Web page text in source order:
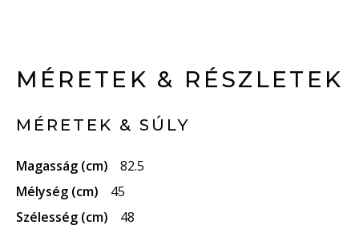
MÉRETEK & RÉSZLETEK
MÉRETEK & SÚLY
Magasság (cm)
82.5
Mélység (cm)
45
Szélesség (cm)
48